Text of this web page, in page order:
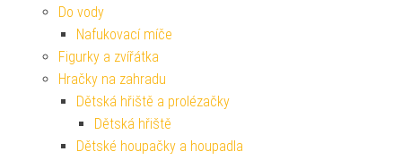
Do vody
Nafukovací míče
Figurky a zvířátka
Hračky na zahradu
Dětská hřiště a prolézačky
Dětská hřiště
Dětské houpačky a houpadla